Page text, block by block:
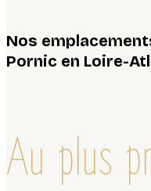
Nos
Pornic en Loire-
Au plus